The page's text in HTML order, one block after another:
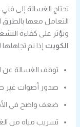
تحتاج الغسالة إلى
التعامل معها بالطرق
وتؤثر على كفاءة
الكويت إذا تم
توقف الغسالة
صدور أصوات غير
ضعف واضح في
تسريب مياه من